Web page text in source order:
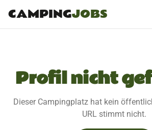
CAMPINGJOBS
Profil nicht
Dieser Campingplatz hat kein
URL stimmt nicht.